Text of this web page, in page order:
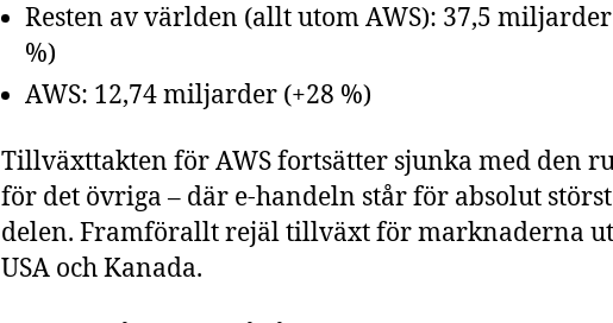
Resten av världen (allt utom AWS): 37,5
%)
AWS: 12,74 miljarder (+28 %)
Tillväxttakten för AWS fortsätter sjunka med den
för det övriga – där e-handeln står för absolut
delen. Framförallt rejäl tillväxt för marknaderna
USA och Kanada.